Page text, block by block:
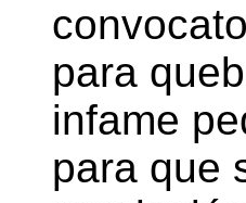
para
infame
para que